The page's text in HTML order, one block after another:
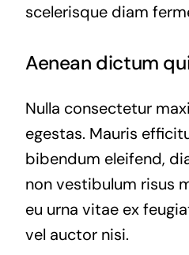
scelerisque diam
Aenean dictum
Nulla consectetur
egestas. Mauris
bibendum eleifend,
non vestibulum risus
eu urna vitae ex
vel auctor nisi.